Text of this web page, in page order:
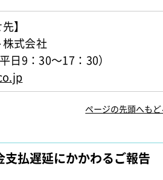
】
式会社
日9：30～17：30）
ページの先頭へも
払遅延にかかわるご報告